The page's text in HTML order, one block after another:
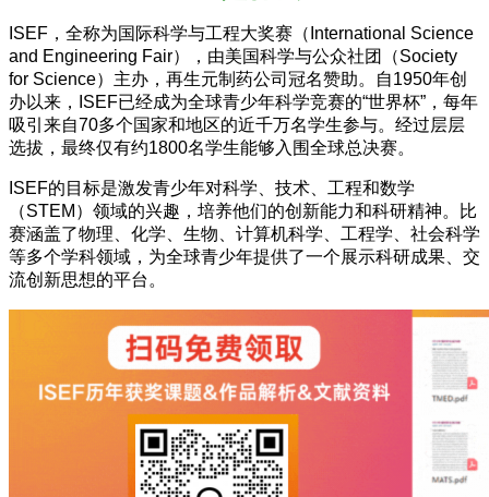
ISEF，全称为国际科学与工程大奖赛（International Science
and Engineering Fair），由美国科学与公众社团（Society
for Science）主办，再生元制药公司冠名赞助。自1950年创
办以来，ISEF已经成为全球青少年科学竞赛的“世界杯”，每年
吸引来自70多个国家和地区的近千万名学生参与。经过层层
选拔，最终仅有约1800名学生能够入围全球总决赛。
ISEF的目标是激发青少年对科学、技术、工程和数学
（STEM）领域的兴趣，培养他们的创新能力和科研精神。比
赛涵盖了物理、化学、生物、计算机科学、工程学、社会科学
等多个学科领域，为全球青少年提供了一个展示科研成果、交
流创新思想的平台。